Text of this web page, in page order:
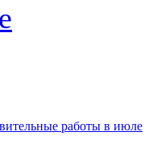
работы в июле